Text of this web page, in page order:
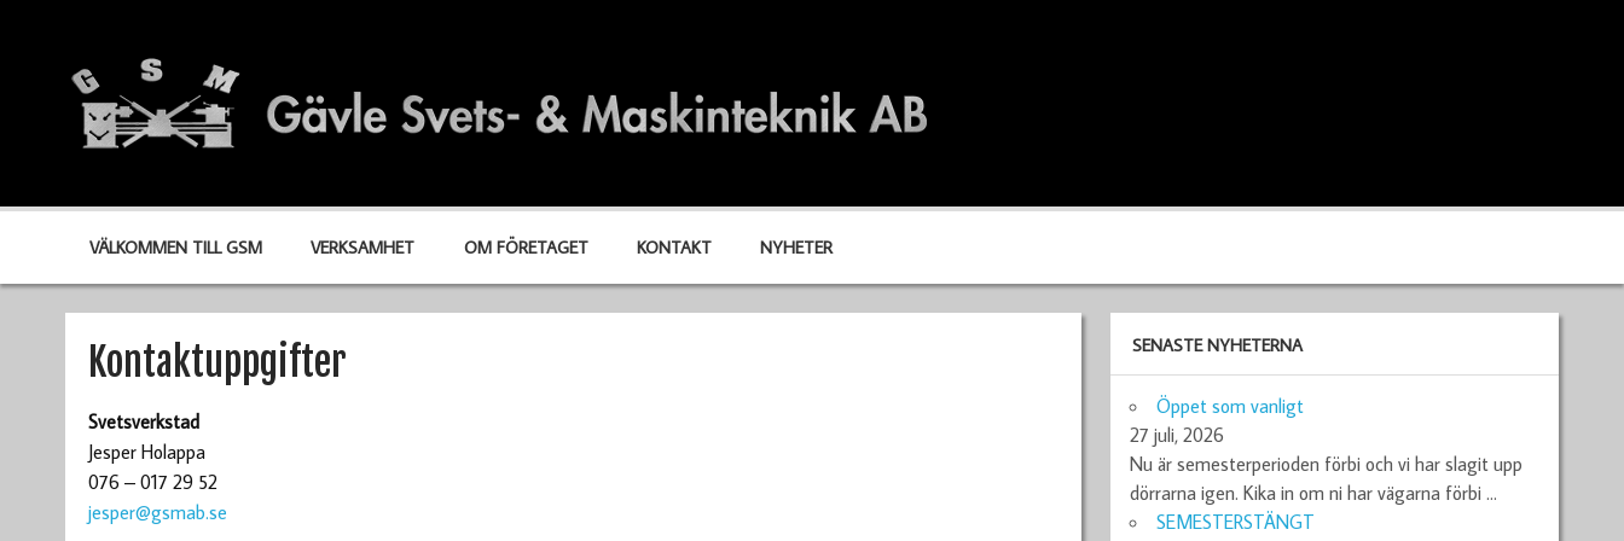
VÄLKOMMEN TILL GSM VERKSAMHET OM FÖRETAGET KONTAKT NYHETER
Kontaktuppgifter
Svetsverkstad
Jesper Holappa
076 – 017 29 52
jesper@gsmab.se
SENASTE NYHETERNA
Öppet som vanligt
27 juli, 2026
Nu är semesterperioden förbi och vi har slagit upp
dörrarna igen. Kika in om ni har vägarna förbi …
SEMESTERSTÄNGT